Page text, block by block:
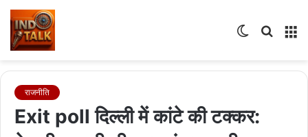
Search
Switch
राजनीति
Exit poll दिल्ली में कांटे की टक्कर: